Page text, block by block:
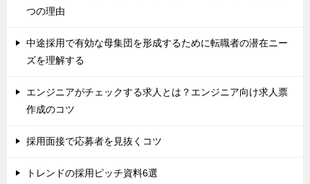
つの理由
中途採用で有効な母集団を形成するために転職者の潜在ニー
ズを理解する
エンジニアがチェックする求人とは？エンジニア向け求人票
作成のコツ
採用面接で応募者を見抜くコツ
トレンドの採用ピッチ資料6選